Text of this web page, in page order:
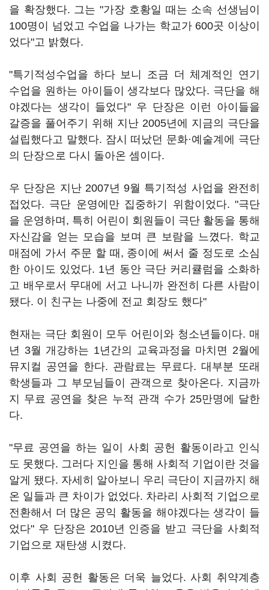
을 확장했다. 그는 "가장 호황일 때는 소속 선생님이
100명이 넘었고 수업을 나가는 학교가 600곳 이상이
었다"고 밝혔다.
"특기적성수업을 하다 보니 조금 더 체계적인 연기
수업을 원하는 아이들이 생각보다 많았다. 극단을 해
야겠다는 생각이 들었다" 우 단장은 이런 아이들을
갈증을 풀어주기 위해 지난 2005년에 지금의 극단을
설립했다고 말했다. 잠시 떠났던 문화·예술계에 극단
의 단장으로 다시 돌아온 셈이다.
우 단장은 지난 2007년 9월 특기적성 사업을 완전히
접었다. 극단 운영에만 집중하기 위함이었다. "극단
을 운영하며, 특히 어린이 회원들이 극단 활동을 통해
자신감을 얻는 모습을 보며 큰 보람을 느꼈다. 학교
매점에 가서 주문 할 때, 종이에 써서 줄 정도로 소심
한 아이도 있었다. 1년 동안 극단 커리큘럼을 소화하
고 배우로서 무대에 서고 나니까 완전히 다른 사람이
됐다. 이 친구는 나중에 전교 회장도 했다"
현재는 극단 회원이 모두 어린이와 청소년들이다. 매
년 3월 개강하는 1년간의 교육과정을 마치면 2월에
뮤지컬 공연을 한다. 관람료는 무료다. 대부분 또래
학생들과 그 부모님들이 관객으로 찾아온다. 지금까
지 무료 공연을 찾은 누적 관객 수가 25만명에 달한
다.
"무료 공연을 하는 일이 사회 공헌 활동이라고 인식
도 못했다. 그러다 지인을 통해 사회적 기업이란 것을
알게 됐다. 자세히 알아보니 우리 극단이 지금까지 해
온 일들과 큰 차이가 없었다. 차라리 사회적 기업으로
전환해서 더 많은 공익 활동을 해야겠다는 생각이 들
었다" 우 단장은 2010년 인증을 받고 극단을 사회적
기업으로 재탄생 시켰다.
이후 사회 공헌 활동은 더욱 늘었다. 사회 취약계층